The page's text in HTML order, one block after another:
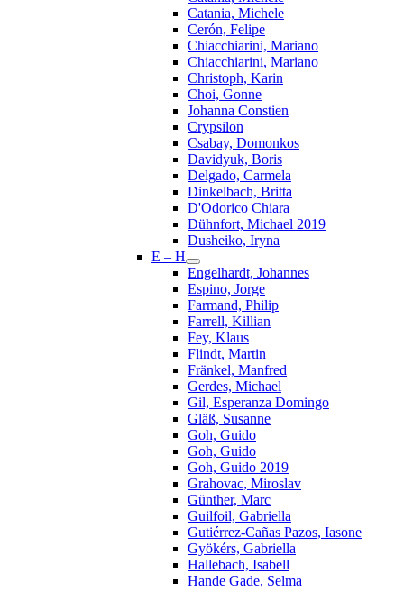
Catania, Michele
Cerón, Felipe
Chiacchiarini, Mariano
Chiacchiarini, Mariano
Christoph, Karin
Choi, Gonne
Johanna Constien
Crypsilon
Csabay, Domonkos
Davidyuk, Boris
Delgado, Carmela
Dinkelbach, Britta
D'Odorico Chiara
Dühnfort, Michael 2019
Dusheiko, Iryna
E – H
Engelhardt, Johannes
Espino, Jorge
Farmand, Philip
Farrell, Killian
Fey, Klaus
Flindt, Martin
Fränkel, Manfred
Gerdes, Michael
Gil, Esperanza Domingo
Gläß, Susanne
Goh, Guido
Goh, Guido
Goh, Guido 2019
Grahovac, Miroslav
Günther, Marc
Guilfoil, Gabriella
Gutiérrez-Cañas Pazos, Iasone
Gyökérs, Gabriella
Hallebach, Isabell
Hande Gade, Selma